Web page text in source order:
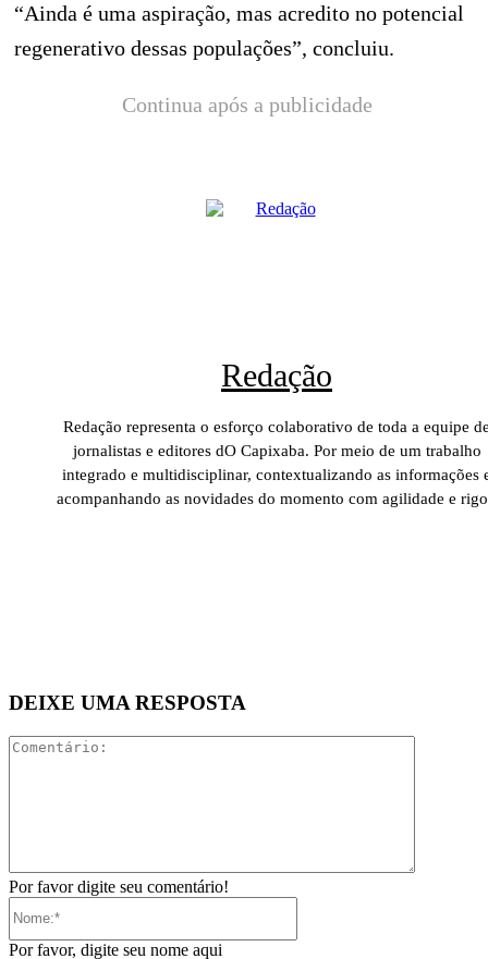
“Ainda é uma aspiração, mas acredito no potencial
regenerativo dessas populações”, concluiu.
Continua após a publicidade
Redação
Redação representa o esforço colaborativo de toda a equipe
jornalistas e editores dO Capixaba. Por meio de um trabalho
integrado e multidisciplinar, contextualizando as informações
acompanhando as novidades do momento com agilidade e
DEIXE UMA RESPOSTA
Por favor digite seu comentário!
Por favor, digite seu nome aqui